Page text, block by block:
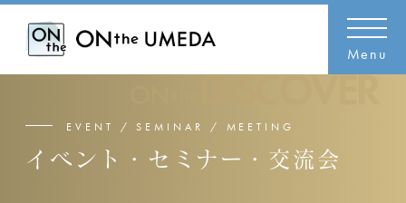
Menu
EVENT / SEMINAR / MEETING
イベント・セミナー・交流会